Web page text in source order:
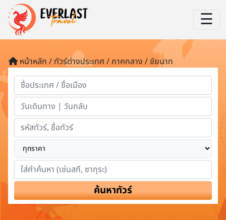
☰
หน้าหลัก / ทัวร์ต่างประเทศ / ภาคกลาง / ชัยนาท
ค้นหาทัวร์